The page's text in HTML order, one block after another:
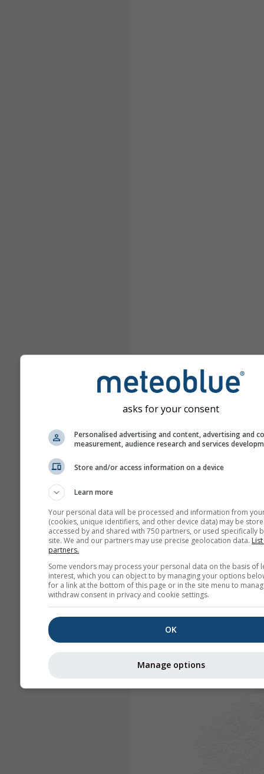
asks for your consent
Personalised advertising and content, advertising and
measurement, audience research and services
Store and/or access information on a device
Learn more
Your personal data will be processed and information from
(cookies, unique identifiers, and other device data) may be
accessed by and shared with 750 partners, or used specifically
site. We and our partners may use precise geolocation data.
partners.
Some vendors may process your personal data on the basis of
interest, which you can object to by managing your options
for a link at the bottom of this page or in the site menu to
withdraw consent in privacy and cookie settings.
OK
Manage options